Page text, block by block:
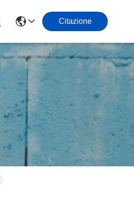
Citazione